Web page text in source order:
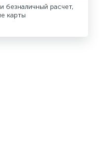
безналичный расчет,
карты